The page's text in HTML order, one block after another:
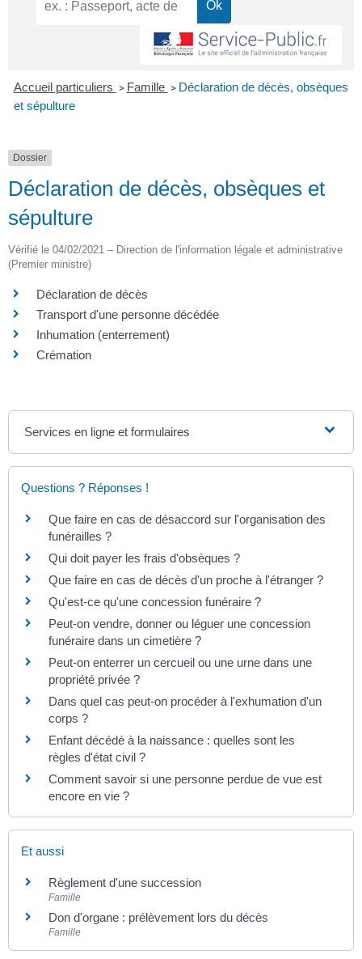
Accueil particuliers > Famille > Déclaration de décès, obsèques
et sépulture
Dossier
Déclaration de décès, obsèques et
sépulture
Vérifié le 04/02/2021 – Direction de l'information légale et administrative
(Premier ministre)
Déclaration de décès
Transport d'une personne décédée
Inhumation (enterrement)
Crémation
Services en ligne et formulaires
Questions ? Réponses !
Que faire en cas de désaccord sur l'organisation des
funérailles ?
Qui doit payer les frais d'obsèques ?
Que faire en cas de décès d'un proche à l'étranger ?
Qu'est-ce qu'une concession funéraire ?
Peut-on vendre, donner ou léguer une concession
funéraire dans un cimetière ?
Peut-on enterrer un cercueil ou une urne dans une
propriété privée ?
Dans quel cas peut-on procéder à l'exhumation d'un
corps ?
Enfant décédé à la naissance : quelles sont les
règles d'état civil ?
Comment savoir si une personne perdue de vue est
encore en vie ?
Et aussi
Règlement d'une succession
Famille
Don d'organe : prélèvement lors du décès
Famille